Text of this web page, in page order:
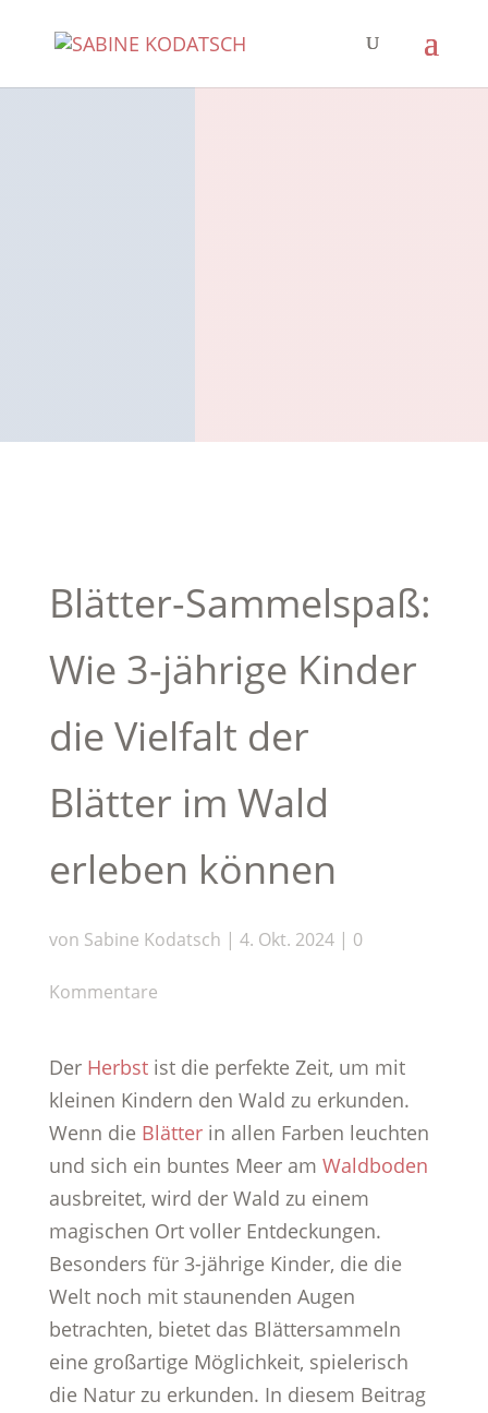
Blätter-Sammelspaß:
Wie 3-jährige Kinder
die Vielfalt der
Blätter im Wald
erleben können
von Sabine Kodatsch | 4. Okt. 2024| 0
Kommentare
Der Herbstist die perfekte Zeit, um mit
kleinen Kindern den Wald zu erkunden.
Wenn die Blätterin allen Farben leuchten
und sich ein buntes Meer am Waldboden
ausbreitet, wird der Wald zu einem
magischen Ort voller Entdeckungen.
Besonders für 3-jährige Kinder, die die
Welt noch mit staunenden Augen
betrachten, bietet das Blättersammeln
eine großartige Möglichkeit, spielerisch
die Natur zu erkunden. In diesem Beitrag